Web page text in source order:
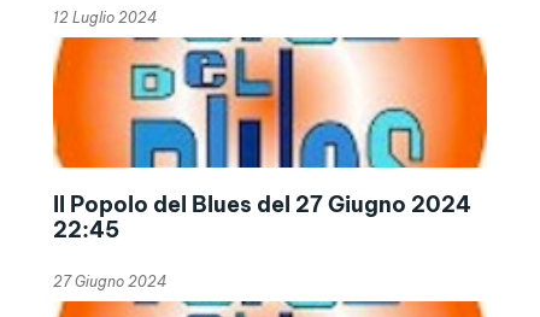
12 Luglio 2024
Il Popolo del Blues del 27 Giugno 2024
22:45
27 Giugno 2024